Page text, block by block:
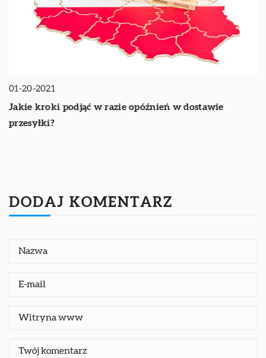
01-20-2021
Jakie kroki podjąć w razie opóźnień w dostawie
przesyłki?
DODAJ KOMENTARZ